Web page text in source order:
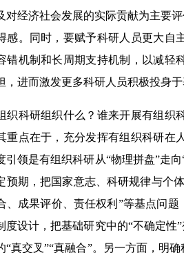
对经济社会发展的实际贡献为主要
感。同时，要赋予科研人员更大自
错机制和长周期支持机制，以减轻
，进而激发更多科研人员积极投身于
科研组织什么？谁来开展有组织科
重点在于，充分发挥有组织科研在
引领是有组织科研从“物理拼盘”走
预期，把国家意志、科研规律与个
、成果评价、责任权利”等基点问
度设计，把基础研究中的“不确定性
“真交叉”“真融合”。另一方面，明